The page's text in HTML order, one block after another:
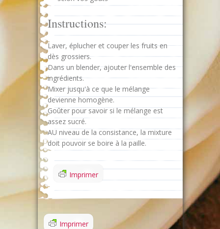
Instructions:
Laver, éplucher et couper les fruits en
dès grossiers.
Dans un blender, ajouter l'ensemble des
ingrédients.
Mixer jusqu'à ce que le mélange
devienne homogène.
Goûter pour savoir si le mélange est
assez sucré.
AU niveau de la consistance, la mixture
doit pouvoir se boire à la paille.
Imprimer
Imprimer